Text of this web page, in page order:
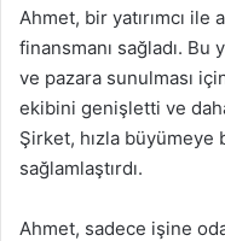
Ahmet, bir yatırımcı
finansmanı sağladı.
ve pazara sunulması
ekibini genişletti ve
Şirket, hızla büyümeye
sağlamlaştırdı.
Ahmet, sadece işine